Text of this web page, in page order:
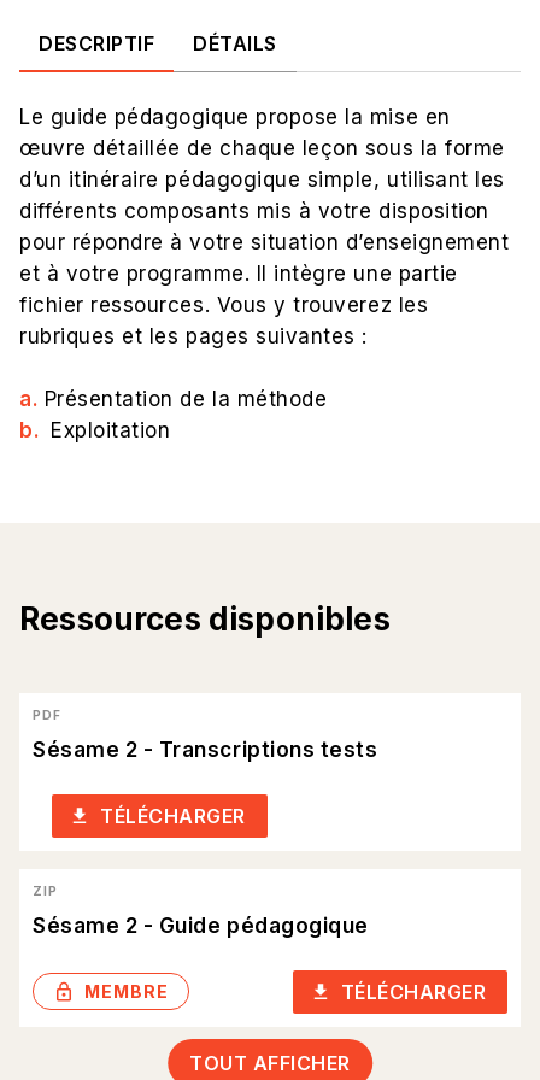
DESCRIPTIF DÉTAILS
Le guide pédagogique propose la mise en
œuvre détaillée de chaque leçon sous la forme
d’un itinéraire pédagogique simple, utilisant les
différents composants mis à votre disposition
pour répondre à votre situation d’enseignement
et à votre programme. Il intègre une partie
fichier ressources. Vous y trouverez les
rubriques et les pages suivantes :
a. Présentation de la méthode
b. Exploitation
Ressources disponibles
PDF
Sésame 2 - Transcriptions tests
download TÉLÉCHARGER
ZIP
Sésame 2 - Guide pédagogique
lock_outlinedMEMBRE download TÉLÉCHARGER
TOUT AFFICHER